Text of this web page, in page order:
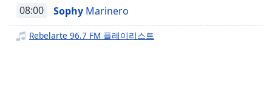
descriptions
selected
08:00 Sophy Marinero
Rebelarte 96.7 FM 플레이리스트